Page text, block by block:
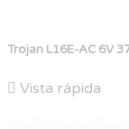
Trojan L16E-AC 6V
 Vista rápida